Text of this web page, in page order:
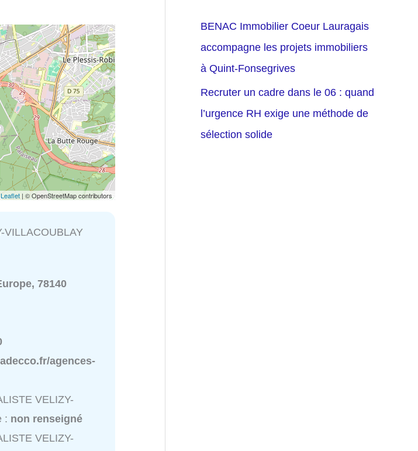
Leaflet | © OpenStreetMap contributors
VILLACOUBLAY
78140
agences-
VELIZY-
: non renseigné
VELIZY-
BENAC Immobilier Coeur Lauragais
accompagne les projets immobiliers
à Quint-Fonsegrives
Recruter un cadre dans le 06 : quand
l’urgence RH exige une méthode de
sélection solide